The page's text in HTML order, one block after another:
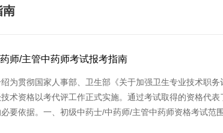
南
师/主管中药师考试报考指南
为贯彻国家人事部、卫生部《关于加强卫生专业技术职
术资格以考代评工作正式实施。通过考试取得的资格代
要依据。一、初级中药士/中药师/主管中药师资格考试范